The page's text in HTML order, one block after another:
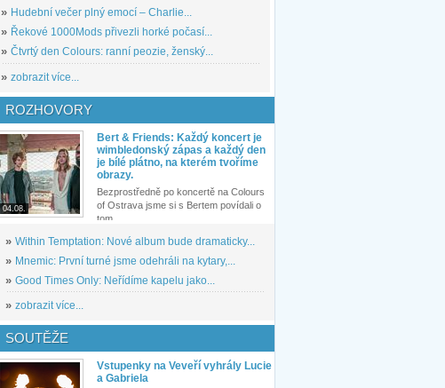
» Hudební večer plný emocí – Charlie...
» Řekové 1000Mods přivezli horké počasí...
» Čtvrtý den Colours: ranní peozie, ženský...
» zobrazit více...
ROZHOVORY
04.08.
Bert & Friends: Každý koncert je
wimbledonský zápas a každý den
je bílé plátno, na kterém tvoříme
obrazy.
Bezprostředně po koncertě na Colours
of Ostrava jsme si s Bertem povídali o
tom,...
» Within Temptation: Nové album bude dramaticky...
» Mnemic: První turné jsme odehráli na kytary,...
» Good Times Only: Neřídíme kapelu jako...
» zobrazit více...
SOUTĚŽE
Vstupenky na Veveří vyhrály Lucie
a Gabriela